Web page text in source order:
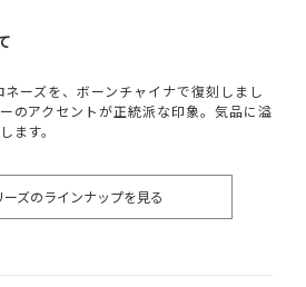
ーズを、ボーンチャイナで復刻しまし
のアクセントが正統派な印象。気品に溢
ます。
ーズのラインナップを見る